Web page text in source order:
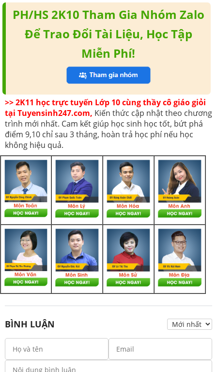
PH/HS 2K10 Tham Gia Nhóm Zalo
Để Trao Đổi Tài Liệu, Học Tập
Miễn Phí!
>> 2K11 học trực tuyến Lớp 10 cùng thầy cô giáo giỏi
tại Tuyensinh247.com, Kiến thức cập nhật theo chương
trình mới nhất. Cam kết giúp học sinh học tốt, bứt phá
điểm 9,10 chỉ sau 3 tháng, hoàn trả học phí nếu học
không hiệu quả.
BÌNH LUẬN